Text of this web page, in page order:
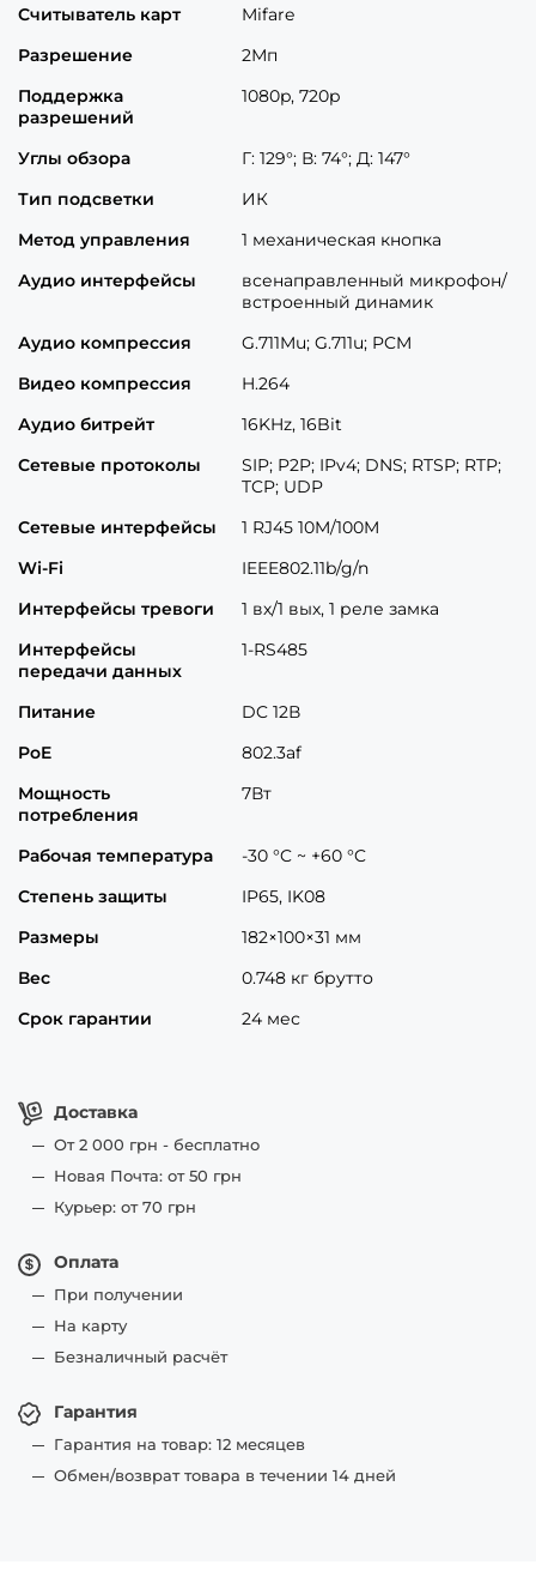
Доставка
От 2 000 грн - бесплатно
Новая Почта: от 50 грн
Курьер: от 70 грн
Оплата
При получении
На карту
Безналичный расчёт
Гарантия
Гарантия на товар: 12 месяцев
Обмен/возврат товара в течении 14 дней
Считыватель карт
Mifare
Разрешение
2Мп
Поддержка
разрешений
1080p, 720p
Углы обзора
Г: 129°; В: 74°; Д: 147°
Тип подсветки
ИК
Метод управления
1 механическая кнопка
Аудио интерфейсы
всенаправленный микрофон/
встроенный динамик
Аудио компрессия
G.711Mu; G.711u; PCM
Видео компрессия
H.264
Аудио битрейт
16KHz, 16Bit
Сетевые протоколы
SIP; P2P; IPv4; DNS; RTSP; RTP;
TCP; UDP
Сетевые интерфейсы
1 RJ45 10M/100M
Wi-Fi
IEEE802.11b/g/n
Интерфейсы тревоги
1 вх/1 вых, 1 реле замка
Интерфейсы
передачи данных
1-RS485
Питание
DC 12В
PoE
802.3af
Мощность
потребления
7Вт
Рабочая температура
-30 °C ~ +60 °C
Степень защиты
IP65, IK08
Размеры
182×100×31 мм
Вес
0.748 кг брутто
Срок гарантии
24 мес